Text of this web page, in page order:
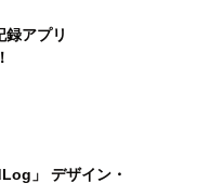
アプリ
」 デザイン・